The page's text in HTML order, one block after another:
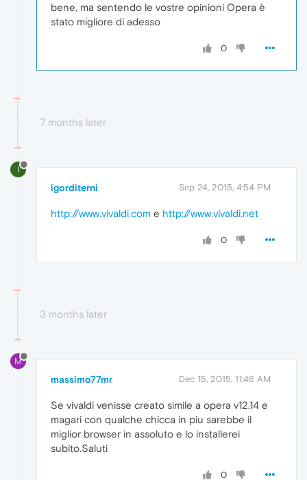
bene, ma sentendo le vostre opinioni Opera è
stato migliore di adesso
0
7 months later
I
igorditerni Sep 24, 2015, 4:54 PM
http://www.vivaldi.com e http://www.vivaldi.net
0
3 months later
M
massimo77mr Dec 15, 2015, 11:48 AM
Se vivaldi venisse creato simile a opera v12.14 e
magari con qualche chicca in piu sarebbe il
miglior browser in assoluto e lo installerei
subito.Saluti
0